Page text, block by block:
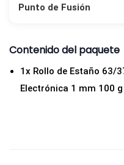
Punto de Fusión
Contenido del paquete
1x Rollo de Estaño 63/
Electrónica 1 mm 100 g